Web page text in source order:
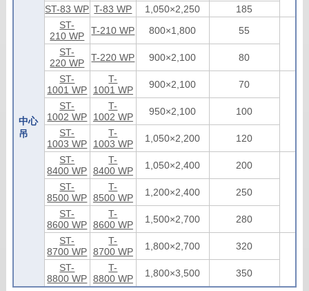
中心
吊
ST-83 WP T-83 WP 1,050×2,250
185
ST-
210 WP
T-210 WP 800×1,800
55
ST-
220 WP
T-220 WP 900×2,100
80
ST-
1001 WP
T-
1001 WP
900×2,100
70
ST-
1002 WP
T-
1002 WP
950×2,100
100
ST-
1003 WP
T-
1003 WP
1,050×2,200
120
ST-
8400 WP
T-
8400 WP
1,050×2,400
200
ST-
8500 WP
T-
8500 WP
1,200×2,400
250
ST-
8600 WP
T-
8600 WP
1,500×2,700
280
ST-
8700 WP
T-
8700 WP
1,800×2,700
320
ST-
8800 WP
T-
8800 WP
1,800×3,500 350